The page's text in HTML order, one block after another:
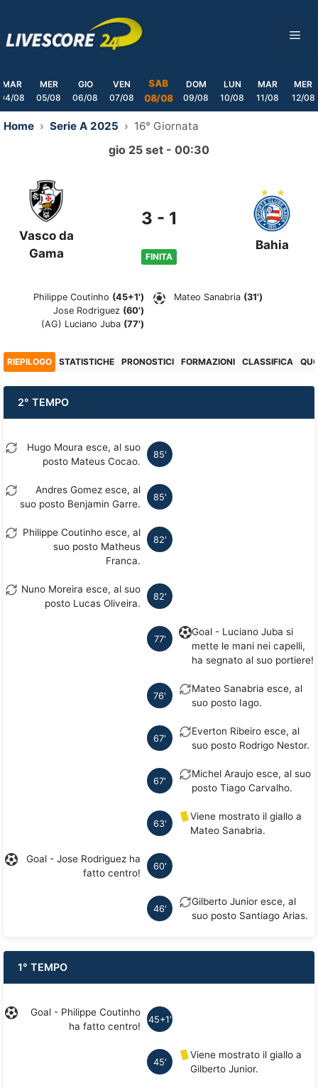
content
MAR
04/08
MER
05/08
GIO
06/08
VEN
07/08
SAB
08/08
DOM
09/08
LUN
10/08
MAR
11/08
MER
12/08
Home Serie A 2025 16° Giornata
gio 25 set - 00:30
Vasco da
Gama
3 - 1
FINITA
Bahia
Philippe Coutinho (45+1')
Jose Rodriguez (60')
(AG) Luciano Juba (77')
Mateo Sanabria (31')
RIEPILOGO STATISTICHE PRONOSTICI FORMAZIONI CLASSIFICA
2° TEMPO
85'
Hugo Moura esce, al suo
posto Mateus Cocao.
85'
Andres Gomez esce, al
suo posto Benjamin Garre.
82'
Philippe Coutinho esce, al
suo posto Matheus
Franca.
82'
Nuno Moreira esce, al suo
posto Lucas Oliveira.
77'
Goal - Luciano Juba si
mette le mani nei capelli,
ha segnato al suo portiere!
76'
Mateo Sanabria esce, al
suo posto Iago.
67'
Everton Ribeiro esce, al
suo posto Rodrigo Nestor.
67'
Michel Araujo esce, al suo
posto Tiago Carvalho.
63'
Viene mostrato il giallo a
Mateo Sanabria.
60'
Goal - Jose Rodriguez ha
fatto centro!
46'
Gilberto Junior esce, al
suo posto Santiago Arias.
1° TEMPO
45+1'
Goal - Philippe Coutinho
ha fatto centro!
45'
Viene mostrato il giallo a
Gilberto Junior.